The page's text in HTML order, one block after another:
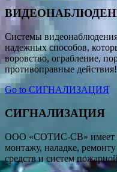
Системы
надежных способов,
воровство, ограбление,
противоправные действия!
Go to СИГНАЛИЗАЦИЯ
СИГНАЛИЗАЦИЯ
ООО «СОТИС-СВ» имеет
монтажу, наладке,
средств и систем